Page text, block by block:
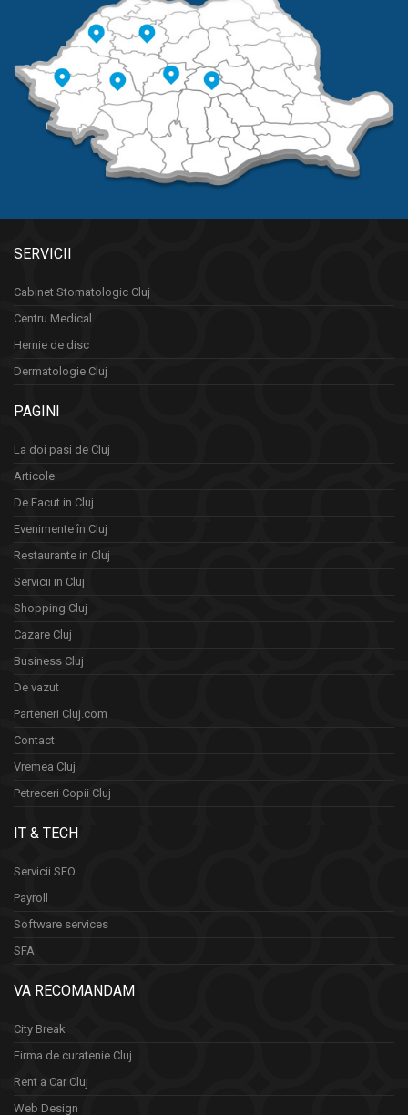
SERVICII
Cabinet Stomatologic Cluj
Centru Medical
Hernie de disc
Dermatologie Cluj
PAGINI
La doi pasi de Cluj
Articole
De Facut in Cluj
Evenimente în Cluj
Restaurante in Cluj
Servicii in Cluj
Shopping Cluj
Cazare Cluj
Business Cluj
De vazut
Parteneri Cluj.com
Contact
Vremea Cluj
Petreceri Copii Cluj
IT & TECH
Servicii SEO
Payroll
Software services
SFA
VA RECOMANDAM
City Break
Firma de curatenie Cluj
Rent a Car Cluj
Web Design